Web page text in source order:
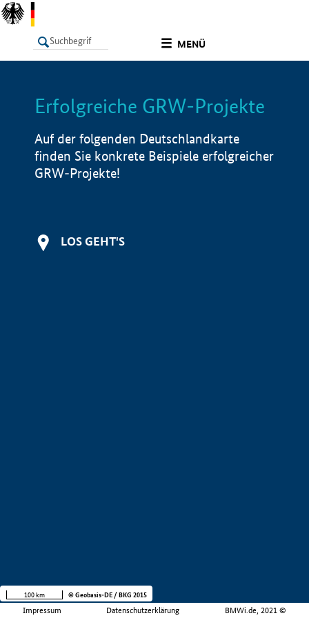
MENÜ
LISTE Info
Erfolgreiche GRW-Projekte
Auf der folgenden Deutschlandkarte
finden Sie konkrete Beispiele erfolgreicher
GRW-Projekte!
LOS GEHT'S
Impressum Datenschutzerklärung BMWi.de, 2021 ©
100 km © Geobasis-DE / BKG 2015